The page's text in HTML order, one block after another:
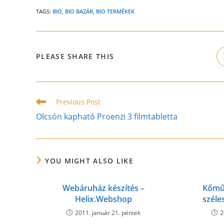
TAGS: BIO, BIO BAZÁR, BIO TERMÉKEK
PLEASE SHARE THIS
Read
more
articles
Previous Post
Olcsón kapható Proenzi 3 filmtabletta
YOU MIGHT ALSO LIKE
Webáruház készítés –
Helix.Webshop
2011. január 21. péntek